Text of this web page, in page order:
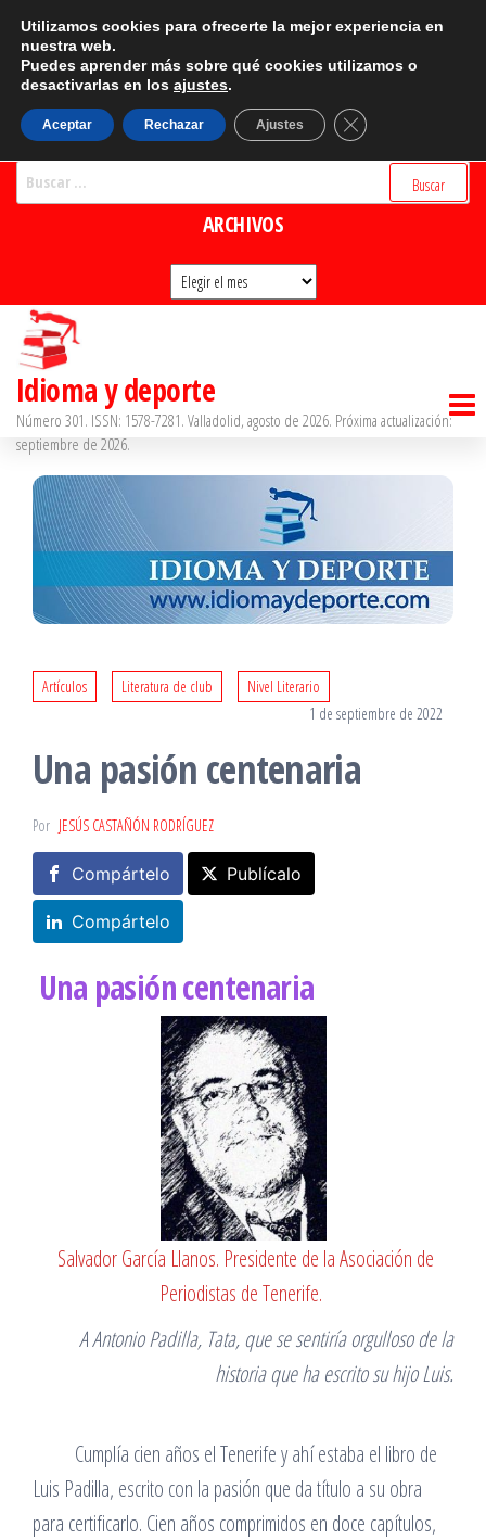
Saltar
contenido
CATEGORÍAS
Categorías
BUSCADOR
ARCHIVOS
Archivos
Idioma y deporte
Número 301. ISSN: 1578-7281. Valladolid, agosto de 2026. Próxima actualización:
septiembre de 2026.
Artículos Literatura de club
Nivel Literario
1 de septiembre de 2022
Una pasión centenaria
Por JESÚS CASTAÑÓN RODRÍGUEZ
Compártelo Publícalo
Compártelo
Una pasión centenaria
Salvador García Llanos. Presidente de la Asociación de
Periodistas de Tenerife.
A Antonio Padilla, Tata, que se sentiría orgulloso de la
historia que ha escrito su hijo Luis.
Cumplía cien años el Tenerife y ahí estaba el libro de
Luis Padilla, escrito con la pasión que da título a su obra
para certificarlo. Cien años comprimidos en doce capítulos,
Utilizamos cookies para ofrecerte la mejor experiencia en
nuestra web.
Puedes aprender más sobre qué cookies utilizamos o
desactivarlas en los ajustes.
Aceptar Rechazar Ajustes Cerrar el banner